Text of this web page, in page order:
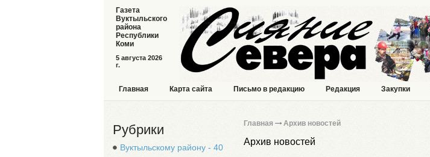
5 августа 2026
г.
Газета
Вуктыльского
района
Республики
Коми
Главная Карта сайта Письмо в редакцию Редакция Закупки
Рубрики
Вуктыльскому району - 40
Главная Архив новостей
Архив новостей